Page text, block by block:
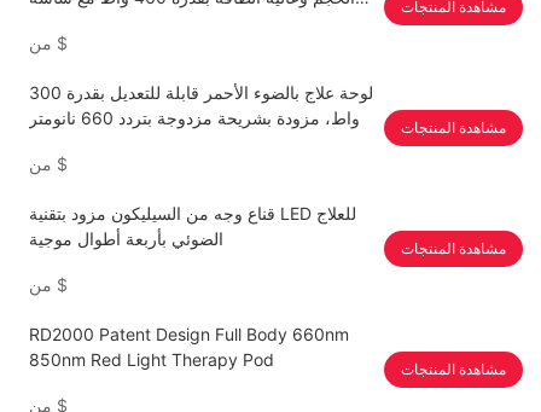
$
مشاهدة المنتجات
لوحة علاج بالضوء الأحمر قابلة للتعديل بقدرة 300
واط، مزودة بشريحة مزدوجة بتردد 660 نانومتر
$
مشاهدة المنتجات
قناع وجه من السيليكون مزود بتقنية LED للعلاج
الضوئي بأربعة أطوال موجية
$
مشاهدة المنتجات
RD2000 Patent Design Full Body 660nm
850nm Red Light Therapy Pod
$
مشاهدة المنتجات